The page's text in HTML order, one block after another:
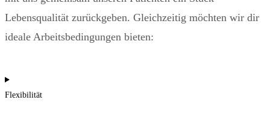
Lebensqualität zurückgeben. Gleichzeitig möchten wir dir
ideale Arbeitsbedingungen bieten:
Flexibilität